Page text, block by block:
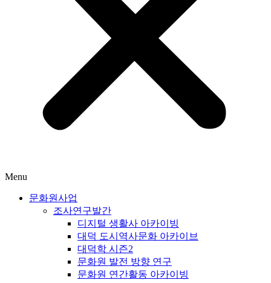
Menu
문화원사업
조사연구발간
디지털 생활사 아카이빙
대덕 도시역사문화 아카이브
대덕학 시즌2
문화원 발전 방향 연구
문화원 연간활동 아카이빙